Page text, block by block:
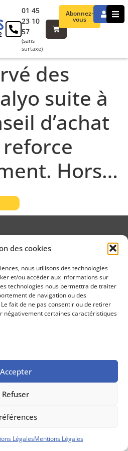
des cookies
nous utilisons des technologies
et/ou accéder aux informations sur
technologies nous permettra de traiter
de navigation ou des
fait de ne pas consentir ou de retirer
négativement certaines caractéristiques
Accepter
Refuser
LégalesMentions Légales
Abonnez-
vous
01 45
23 10
57
(sans
surtaxe)
des
suite à
d’achat
Hors…
Propos Utiles est
une publication
des Editions
Marigny
Politique cookie